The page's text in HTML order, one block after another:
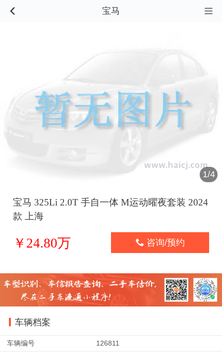
 宝马 
1/4
宝马 325Li 2.0T 手自一体 M运动曜夜套装 2024
款 上海
￥24.80万  咨询/预约
车辆档案
车辆编号
126811